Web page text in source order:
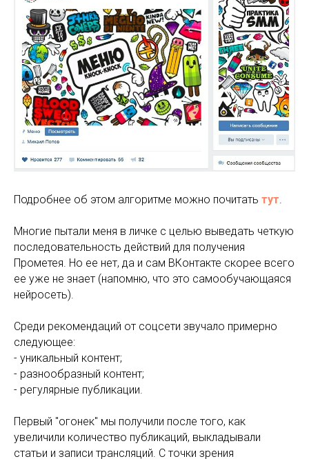
Подробнее об этом алгоритме можно почитать тут.
Многие пытали меня в личке с целью выведать четкую
последовательность действий для получения
Прометея. Но ее нет, да и сам ВКонтакте скорее всего
ее уже не знает (напомню, что это самообучающаяся
нейросеть).
Среди рекомендаций от соцсети звучало примерно
следующее:
- уникальный контент;
- разнообразный контент;
- регулярные публикации.
Первый "огонек" мы получили после того, как
увеличили количество публикаций, выкладывали
статьи и записи трансляций. С точки зрения